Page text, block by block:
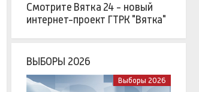
Смотрите Вятка 24 - новый
интернет-проект ГТРК "Вятка"
ВЫБОРЫ 2026
Выборы 2026